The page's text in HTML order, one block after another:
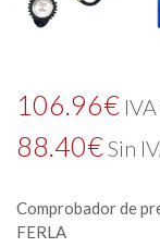
106.96€
88.40€Sin
Comprobador de
FERLA